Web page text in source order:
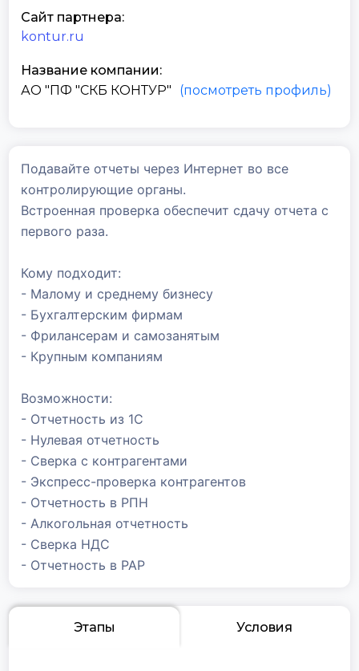
Сайт партнера:
kontur.ru
Название компании:
АО "ПФ "СКБ КОНТУР"
(посмотреть профиль)
Подавайте отчеты через Интернет во все
контролирующие органы.
Встроенная проверка обеспечит сдачу отчета с
первого раза.
Кому подходит:
- Малому и среднему бизнесу
- Бухгалтерским фирмам
- Фрилансерам и самозанятым
- Крупным компаниям
Возможности:
- Отчетность из 1С
- Нулевая отчетность
- Сверка с контрагентами
- Экспресс-проверка контрагентов
- Отчетность в РПН
- Алкогольная отчетность
- Сверка НДС
- Отчетность в РАР
Этапы Условия